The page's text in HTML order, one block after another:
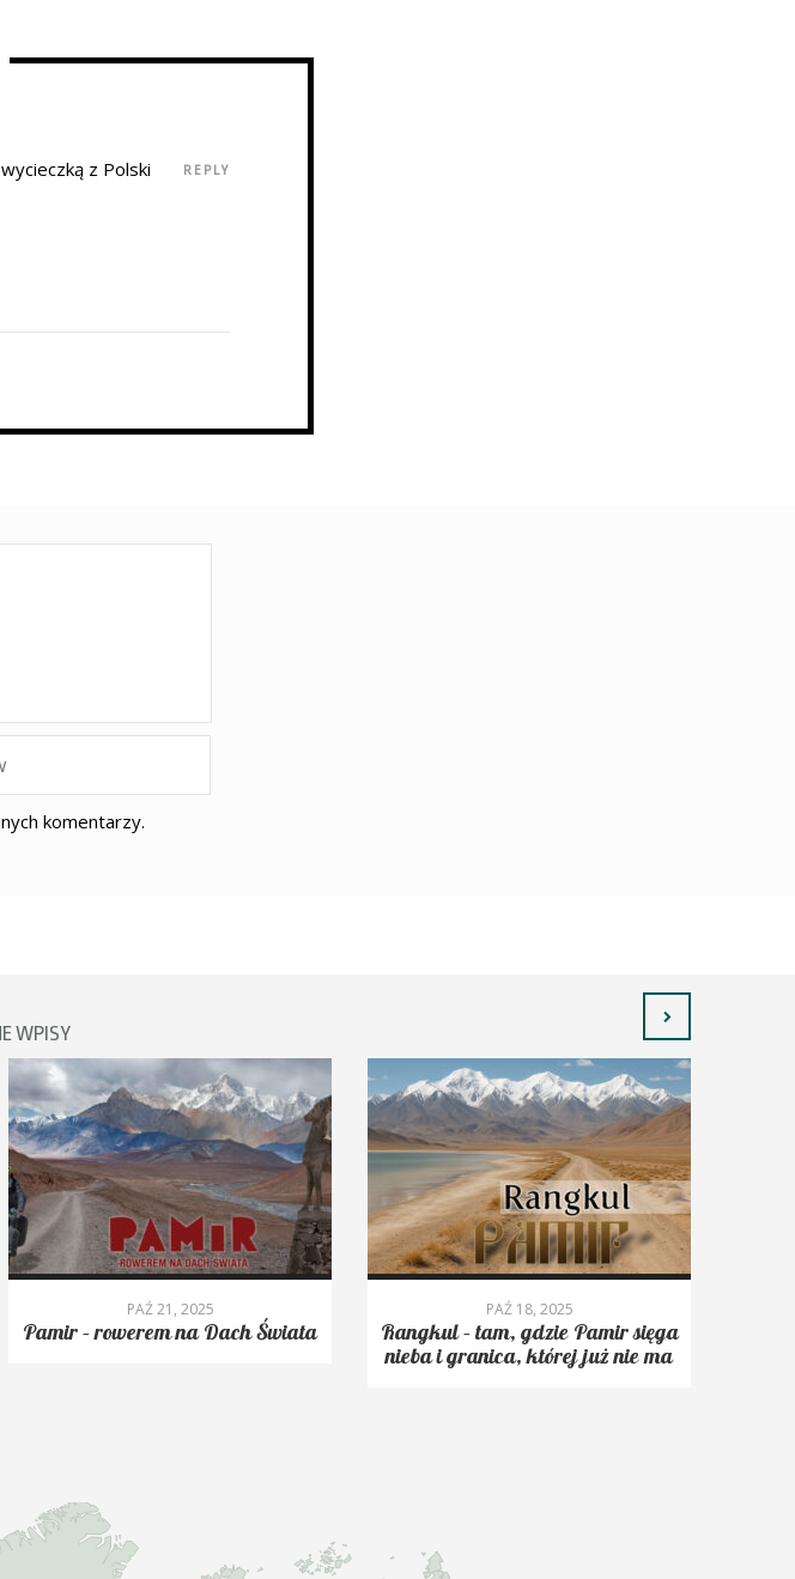
REPLY
z Polski
komentarzy.
WPISY
PAŹ 21, 2025
Pamir – rowerem na Dach Świata
PAŹ 18, 2025
Rangkul – tam, gdzie Pamir sięga
nieba i granica, której już nie ma